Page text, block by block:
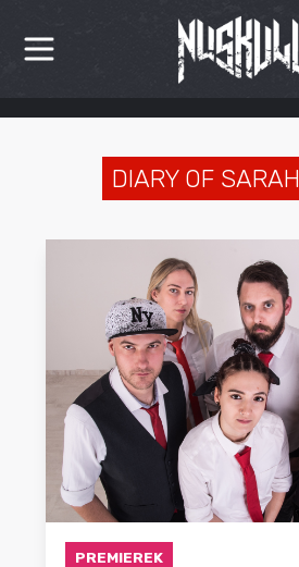
HÍREK
PREMIEREK
KULT
MÁSVILÁG
BLOG
DIARY OF SARAH
PREMIEREK